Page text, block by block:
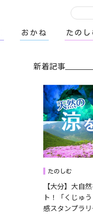
おかね たのし
新着記事
たのしむ
【大分】大自
ト！「くじゅ
感スタンプラ